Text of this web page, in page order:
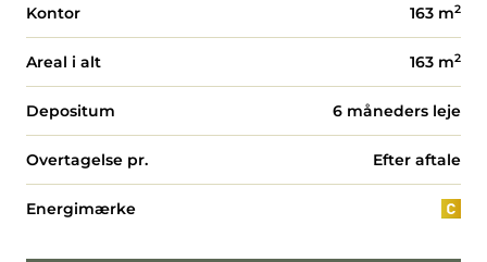
Kontor 163 m2
Areal i alt 163 m2
Depositum 6 måneders leje
Overtagelse pr. Efter aftale
Energimærke